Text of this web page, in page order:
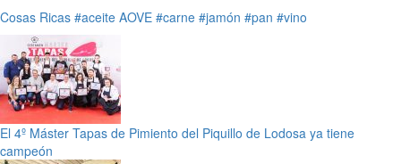
Cosas Ricas #aceite AOVE #carne #jamón #pan #vino
El 4º Máster Tapas de Pimiento del Piquillo de Lodosa ya tiene
campeón